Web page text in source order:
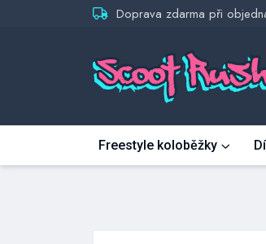
Doprava zdarma při
Freestyle koloběžky